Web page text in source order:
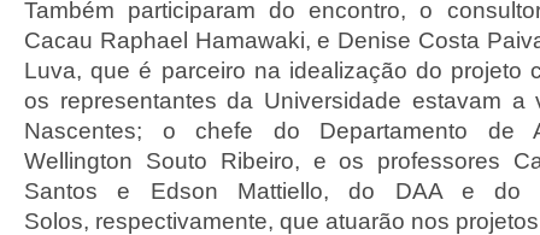
Também participaram do encontro, o
Cacau Raphael Hamawaki, e Denise Costa
Luva, que é parceiro na idealização do projeto
os representantes da Universidade estavam a
Nascentes; o chefe do Departamento de
Wellington Souto Ribeiro, e os professores
Santos e Edson Mattiello, do DAA e do
Solos, respectivamente, que atuarão nos